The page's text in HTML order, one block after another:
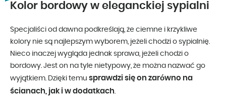
Kolor bordowy w eleganckiej sypialni
Specjaliści od dawna podkreślają, że ciemne i krzykliwe
kolory nie są najlepszym wyborem, jeżeli chodzi o sypialnię.
Nieco inaczej wygląda jednak sprawa, jeżeli chodzi o
bordowy. Jest on na tyle nietypowy, że można nazwać go
wyjątkiem. Dzięki temu sprawdzi się on zarówno na
ścianach, jak i w dodatkach.